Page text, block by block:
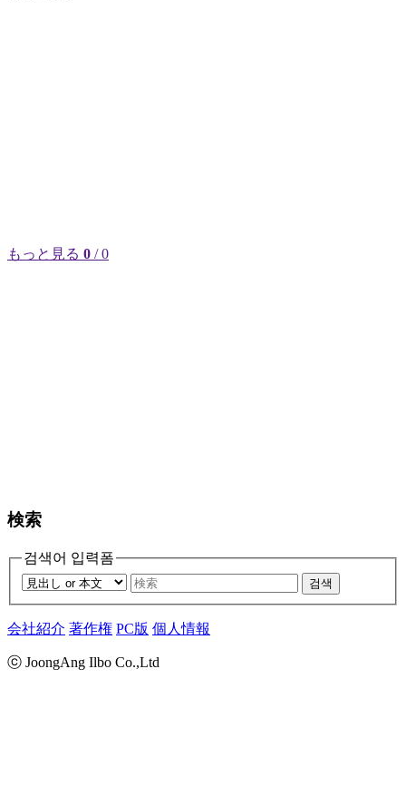
もっと見る 0 / 0
検索
검색어 입력폼
검색
会社紹介 著作権 PC版 個人情報
ⓒ JoongAng Ilbo Co.,Ltd